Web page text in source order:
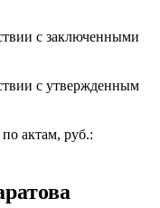
с заключенными
с утвержденным
актам, руб.: